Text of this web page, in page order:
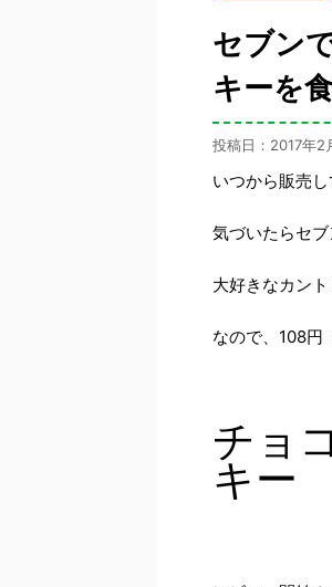
セブン
キーを
投稿日： 2017年2
いつから販売し
気づいたらセ
大好きなカン
なので、108円
チョ
キー